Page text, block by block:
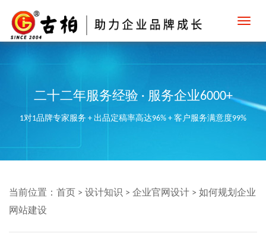
二十二年服务经验 · 服务企业6000+
1对1品牌专家服务 + 出品定稿率高达96% + 客户服务满意度99%
当前位置： 首页 > 设计知识 > 企业官网设计 > 如何规划企业
网站建设